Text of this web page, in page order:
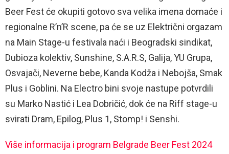
Beer Fest će okupiti gotovo sva velika imena domaće i
regionalne R’n’R scene, pa će se uz Električni orgazam
na Main Stage-u festivala naći i Beogradski sindikat,
Dubioza kolektiv, Sunshine, S.A.R.S, Galija, YU Grupa,
Osvajači, Neverne bebe, Kanda Kodža i Nebojša, Smak
Plus i Goblini. Na Electro bini svoje nastupe potvrdili
su Marko Nastić i Lea Dobričić, dok će na Riff stage-u
svirati Dram, Epilog, Plus 1, Stomp! i Senshi.
Više informacija i program Belgrade Beer Fest 2024